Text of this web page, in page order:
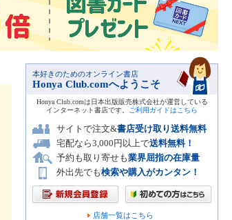
本好きのためのオンライン書店
Honya Club.comへようこそ
Honya Club.comは日本出版販売株式会社が運営している
インターネット書店です。
ご利用ガイドはこちら
サイトで注文&書店受け取り送料無料
宅配なら3,000円以上で送料無料！
予約も取り寄せも業界屈指の在庫量
外出先でも検索や購入がカンタン！
店舗一覧はこちら